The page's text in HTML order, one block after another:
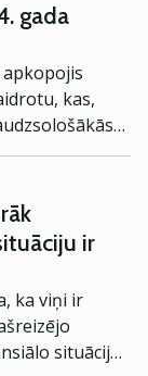
gada
kas,
ir
ka viņi ir
situāciju,